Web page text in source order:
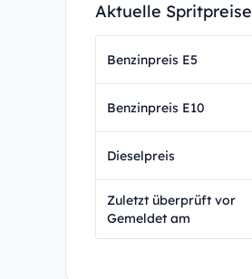
Aktuelle Spritpreise
Benzinpreis E5
Benzinpreis E10
Dieselpreis
Zuletzt überprüft vor
Gemeldet am